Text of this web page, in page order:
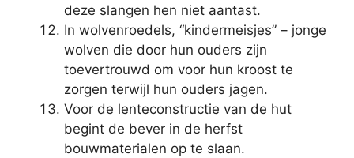
deze slangen hen niet aantast.
In wolvenroedels, “kindermeisjes” – jonge
wolven die door hun ouders zijn
toevertrouwd om voor hun kroost te
zorgen terwijl hun ouders jagen.
Voor de lenteconstructie van de hut
begint de bever in de herfst
bouwmaterialen op te slaan.